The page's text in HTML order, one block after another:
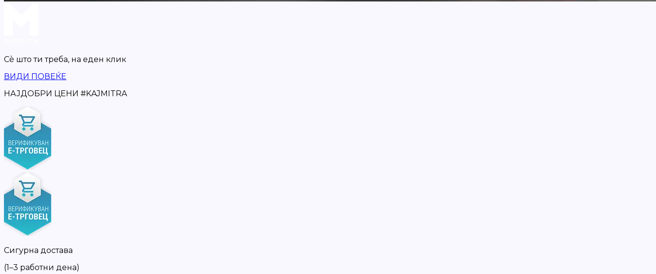
Сè што ти треба, на еден клик
ВИДИ ПОВЕЌЕ
НАЈДОБРИ ЦЕНИ #KAJMITRA
Сигурна достава
(1–3 работни дена)